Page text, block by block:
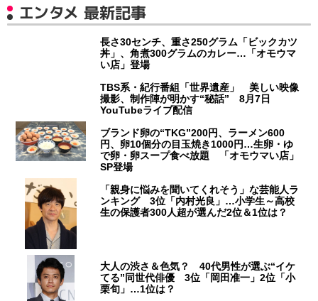
エンタメ 最新記事
長さ30センチ、重さ250グラム「ビックカツ
丼」、角煮300グラムのカレー…「オモウマ
い店」登場
TBS系・紀行番組「世界遺産」 美しい映像
撮影、制作陣が明かす“秘話” 8月7日
YouTubeライブ配信
ブランド卵の“TKG”200円、ラーメン600
円、卵10個分の目玉焼き1000円…生卵・ゆ
で卵・卵スープ食べ放題 「オモウマい店」
SP登場
「親身に悩みを聞いてくれそう」な芸能人ラ
ンキング 3位「内村光良」…小学生～高校
生の保護者300人超が選んだ2位＆1位は？
大人の渋さ＆色気？ 40代男性が選ぶ“イケ
てる”同世代俳優 3位「岡田准一」2位「小
栗旬」…1位は？